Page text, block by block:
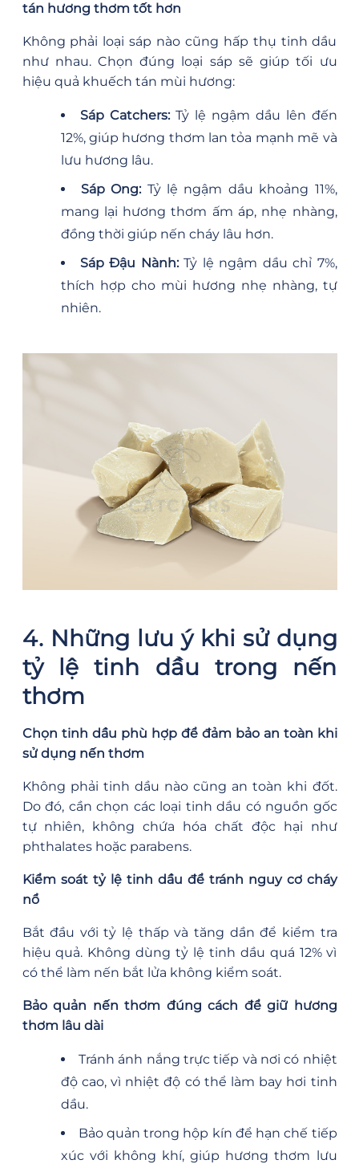
tán hương thơm tốt hơn
Không phải loại sáp nào cũng hấp thụ tinh dầu
như nhau. Chọn đúng loại sáp sẽ giúp tối ưu
hiệu quả khuếch tán mùi hương:
Sáp Catchers:Tỷ lệ ngậm dầu lên đến
12%, giúp hương thơm lan tỏa mạnh mẽ và
lưu hương lâu.
Sáp Ong:Tỷ lệ ngậm dầu khoảng 11%,
mang lại hương thơm ấm áp, nhẹ nhàng,
đồng thời giúp nến cháy lâu hơn.
Sáp Đậu Nành:Tỷ lệ ngậm dầu chỉ 7%,
thích hợp cho mùi hương nhẹ nhàng, tự
nhiên.
4. Những lưu ý khi sử dụng
tỷ lệ tinh dầu trong nến
thơm
Chọn tinh dầu phù hợp để đảm bảo an toàn khi
sử dụng nến thơm
Không phải tinh dầu nào cũng an toàn khi đốt.
Do đó, cần chọn các loại tinh dầu có nguồn gốc
tự nhiên, không chứa hóa chất độc hại như
phthalates hoặc parabens.
Kiểm soát tỷ lệ tinh dầu để tránh nguy cơ cháy
nổ
Bắt đầu với tỷ lệ thấp và tăng dần để kiểm tra
hiệu quả. Không dùng tỷ lệ tinh dầu quá 12% vì
có thể làm nến bắt lửa không kiểm soát.
Bảo quản nến thơm đúng cách để giữ hương
thơm lâu dài
Tránh ánh nắng trực tiếp và nơi có nhiệt
độ cao, vì nhiệt độ có thể làm bay hơi tinh
dầu.
Bảo quản trong hộp kín để hạn chế tiếp
xúc với không khí, giúp hương thơm lưu